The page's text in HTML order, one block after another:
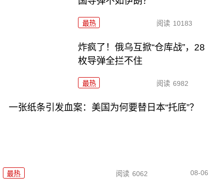
最热 阅读 10183
炸疯了！俄乌互掀“仓库战”，28
枚导弹全拦不住
最热 阅读 6982
一张纸条引发血案：美国为何要替日本“托底”？
最热 阅读 6062 08-06